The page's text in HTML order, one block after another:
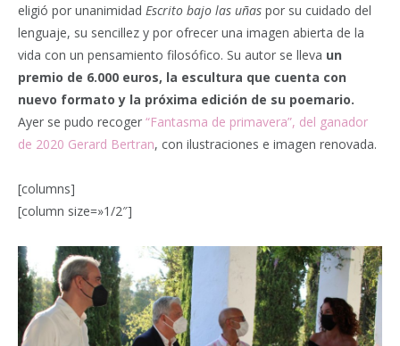
eligió por unanimidad Escrito bajo las uñas por su cuidado del
lenguaje, su sencillez y por ofrecer una imagen abierta de la
vida con un pensamiento filosófico. Su autor se lleva un
premio de 6.000 euros, la escultura que cuenta con
nuevo formato y la próxima edición de su poemario.
Ayer se pudo recoger “Fantasma de primavera”, del ganador
de 2020 Gerard Bertran, con ilustraciones e imagen renovada.
[columns]
[column size=»1/2″]